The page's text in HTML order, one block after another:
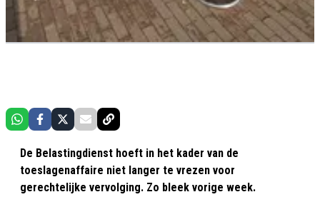
De Belastingdienst hoeft in het kader van de
toeslagenaffaire niet langer te vrezen voor
gerechtelijke vervolging. Zo bleek vorige week.